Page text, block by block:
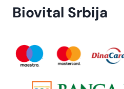
Biovital Srbija